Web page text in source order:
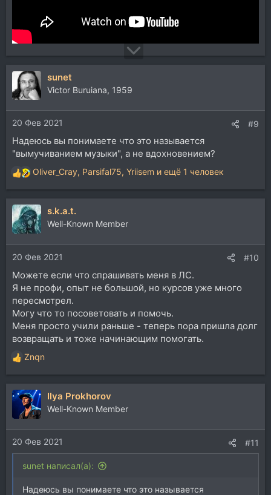
sunet
Victor Buruiana, 1959
20 Фев 2021 #9
Надеюсь вы понимаете что это называется
"вымучиванием музыки", а не вдохновением?
Р
е
а
к
ц
и
и
:
Oliver_Cray, Parsifal75, Yriisem и ещё 1 человек
s.k.a.t.
Well-Known Member
20 Фев 2021 #10
Можете если что спрашивать меня в ЛС.
Я не профи, опыт не большой, но курсов уже много
пересмотрел.
Могу что то посоветовать и помочь.
Меня просто учили раньше - теперь пора пришла долг
возвращать и тоже начинающим помогать.
Р
е
а
к
ц
и
и
:
Znqn
Ilya Prokhorov
Well-Known Member
20 Фев 2021 #11
sunet написал(а):
Надеюсь вы понимаете что это называется